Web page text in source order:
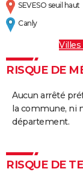
SEVESO seuil haut
Canly
Villes
RISQUE DE
Aucun arrêté
la commune, ni
département.
RISQUE DE